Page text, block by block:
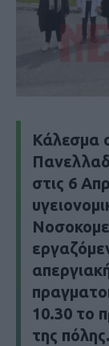
Κάλεσμα
στις 6
10.30 το
της πόλης.